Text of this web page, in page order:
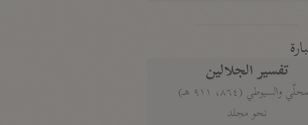
تفسير الجلالين
والسيوطي (٨٦٤، ٩١١ هـ)
نحو مجلد